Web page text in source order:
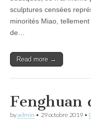
sculptures censées
minorités Miao, tellement
de…
Read more →
Fenghuan
byadmin • 29 octobre 2019 •